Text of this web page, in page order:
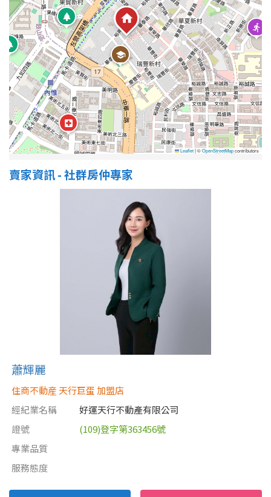
4房 5房以上
屋齡
不拘
5 年以下
5-10 年 10-20 年
20-30 年 30-40 年
40 年以上
Leaflet|©OpenStreetMapcontributors
賣家資訊 - 社群房仲專家
蕭輝麗
住商不動産 天行巨蛋 加盟店
經紀業名稱
好運天行不動產有限公司
證號
(109)登字第363456號
專業品質
服務態度